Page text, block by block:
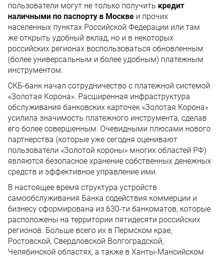
пользователи могут не только получить кредит
наличными по паспорту в Москве и прочих
населенных пунктах Российской Федерации или там
же открыть удобный вклад, но и в некоторых
российских регионах воспользоваться обновленным
(более универсальным и более удобным) платежным
инструментом.
СКБ-банк начал сотрудничество с платежной системой
«Золотая Корона». Расширенная инфраструктура
обслуживания банковских карточек «Золотая Корона»
усилила значимость платежного инструмента, сделав
его более совершенным. Очевидными плюсами нового
партнерства (которые уже сегодня оценивают
пользователи «Золотой короны» многих областей РФ)
являются безопасное хранение собственных денежных
средств и эффективное управление ими.
В настоящее время структура устройств
самообслуживания Банка содействия коммерции и
бизнесу сформирована из 630-ти банкоматов, которые
расположены на территории пятидесяти российских
регионов. Больше всего их в Пермском крае,
Ростовской, Свердловской Волгоградской,
Челябинской областях, а также в Ханты-Мансийском